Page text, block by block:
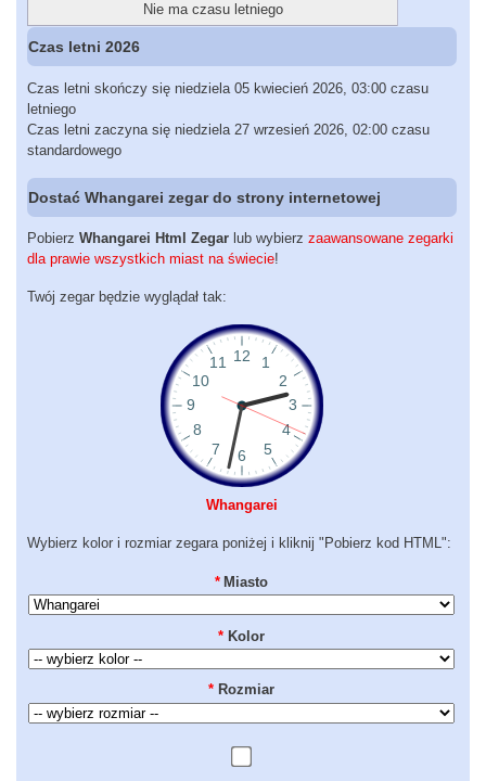
Nie ma czasu letniego
Czas letni 2026
Czas letni skończy się niedziela 05 kwiecień 2026, 03:00 czasu
letniego
Czas letni zaczyna się niedziela 27 wrzesień 2026, 02:00 czasu
standardowego
Dostać Whangarei zegar do strony internetowej
Pobierz Whangarei Html Zegar lub wybierz zaawansowane zegarki
dla prawie wszystkich miast na świecie!
Twój zegar będzie wyglądał tak:
Whangarei
Wybierz kolor i rozmiar zegara poniżej i kliknij "Pobierz kod HTML":
* Miasto
* Kolor
* Rozmiar